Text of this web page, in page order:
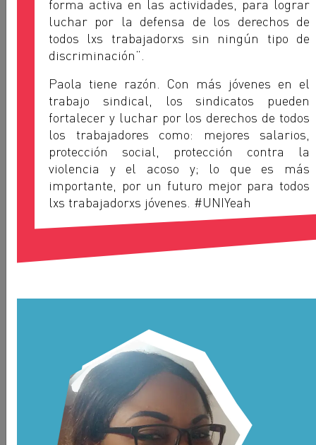
SYPINCI - COSTA DE MARFIL
Imane Houkine
UMT - MARRUECOS
forma activa en las actividades, para lograr
luchar por la defensa de los derechos de
todos lxs trabajadorxs sin ningún tipo de
discriminación”.
Paola tiene razón. Con más jóvenes en el
trabajo sindical, los sindicatos pueden
fortalecer y luchar por los derechos de todos
los trabajadores como: mejores salarios,
protección social, protección contra la
violencia y el acoso y; lo que es más
importante, por un futuro mejor para todos
lxs trabajadorxs jóvenes. #UNIYeah